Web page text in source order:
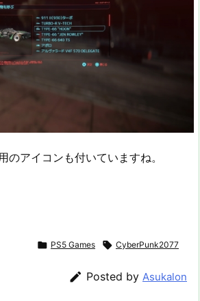
のアイコンも付いていますね。
 PS5 Games  CyberPunk2077
 Posted by Asukalon